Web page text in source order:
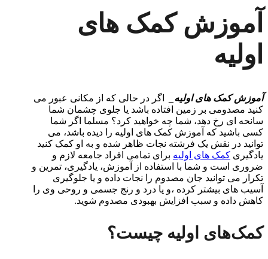
آموزش کمک های
اولیه
آموزش کمک های اولیه_
اگر در حالی که از مکانی عبور می
کنید مصدومی بر زمین افتاده باشد یا جلوی چشمان شما
سانحه ای رخ دهد، شما چه خواهید کرد؟ مسلما اگر شما
کسی باشید که آموزش کمک های اولیه را دیده باشد، می
توانید در نقش یک فرشته نجات ظاهر شده و به او کمک کنید
یادگیری کمک های اولیه برای تمامی افراد جامعه لازم و
ضروری است و شما با استفاده از آموزش، یادگیری، تمرین و
تکرار می توانید جان مصدوم را نجات داده و یا جلوگیری
آسیب های بیشتر کرده ،و یا درد و رنج جسمی و روحی وی را
کاهش داده و سبب افزایش بهبودی مصدوم شوید.
کمک‌های اولیه چیست؟